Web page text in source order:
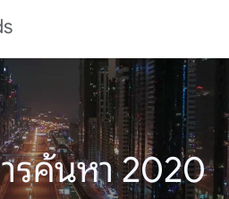
รค้นหา 2020